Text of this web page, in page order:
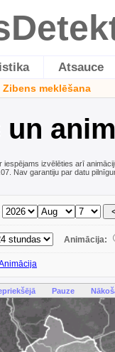
Atsauce
Zibens meklēšana
izvēlēties arī
Nav garantiju par datu
Animācija:
Pauze